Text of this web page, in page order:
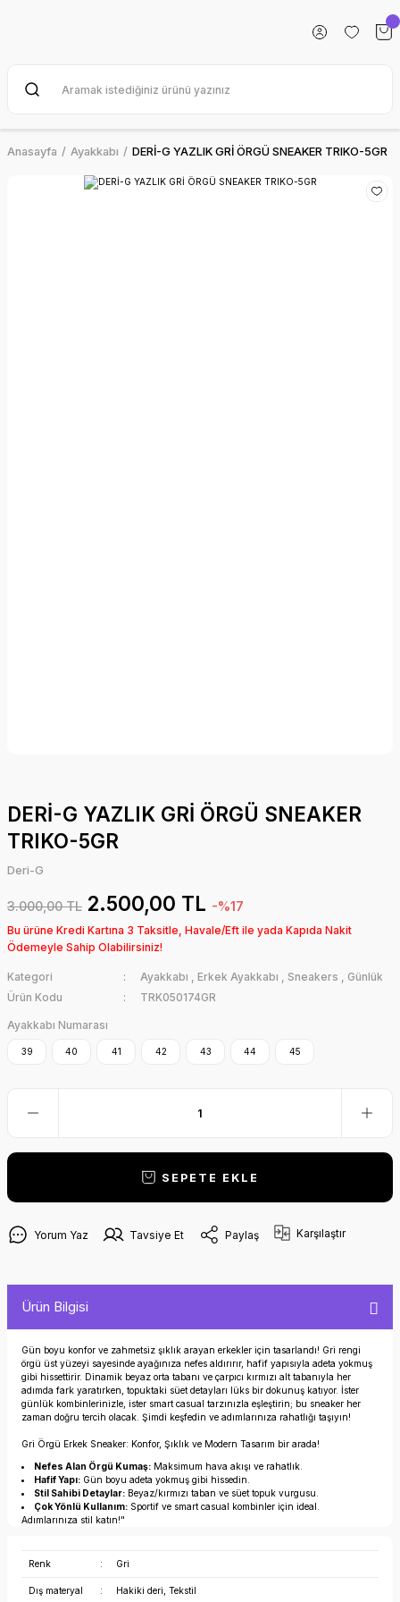
Anasayfa Ayakkabı DERİ-G YAZLIK GRİ ÖRGÜ SNEAKER TRIKO-5GR
DERİ-G YAZLIK GRİ ÖRGÜ SNEAKER
TRIKO-5GR
Deri-G
3.000,00 TL 2.500,00 TL -%17
Bu ürüne Kredi Kartına 3 Taksitle, Havale/Eft ile yada Kapıda Nakit
Ödemeyle Sahip Olabilirsiniz!
Kategori Ayakkabı , Erkek Ayakkabı , Sneakers , Günlük
Ürün Kodu
TRK050174GR
Ayakkabı Numarası
39 40 41 42 43 44 45
SEPETE EKLE
Yorum Yaz Tavsiye Et Paylaş Karşılaştır
Ürün Bilgisi
Gün boyu konfor ve zahmetsiz şıklık arayan erkekler için tasarlandı! Gri rengi
örgü üst yüzeyi sayesinde ayağınıza nefes aldırırır, hafif yapısıyla adeta yokmuş
gibi hissettirir. Dinamik beyaz orta tabanı ve çarpıcı kırmızı alt tabanıyla her
adımda fark yaratırken, topuktaki süet detayları lüks bir dokunuş katıyor. İster
günlük kombinlerinizle, ister smart casual tarzınızla eşleştirin; bu sneaker her
zaman doğru tercih olacak. Şimdi keşfedin ve adımlarınıza rahatlığı taşıyın!
Gri Örgü Erkek Sneaker: Konfor, Şıklık ve Modern Tasarım bir arada!
Nefes Alan Örgü Kumaş: Maksimum hava akışı ve rahatlık.
Hafif Yapı: Gün boyu adeta yokmuş gibi hissedin.
Stil Sahibi Detaylar: Beyaz/kırmızı taban ve süet topuk vurgusu.
Çok Yönlü Kullanım: Sportif ve smart casual kombinler için ideal.
Adımlarınıza stil katın!"
Renk : Gri
Dış materyal : Hakiki deri, Tekstil